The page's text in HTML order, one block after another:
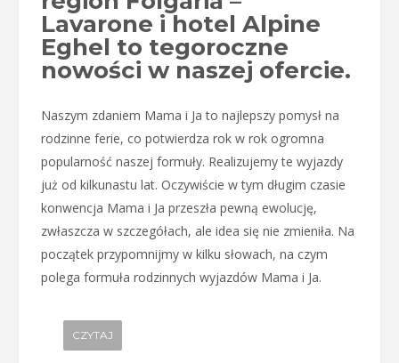
Lavarone i hotel Alpine
Eghel to tegoroczne
nowości w naszej ofercie.
Naszym zdaniem Mama i Ja to najlepszy pomysł na
rodzinne ferie, co potwierdza rok w rok ogromna
popularność naszej formuły. Realizujemy te wyjazdy
już od kilkunastu lat. Oczywiście w tym długim czasie
konwencja Mama i Ja przeszła pewną ewolucję,
zwłaszcza w szczegółach, ale idea się nie zmieniła. Na
początek przypomnijmy w kilku słowach, na czym
polega formuła rodzinnych wyjazdów Mama i Ja.
CZYTAJ